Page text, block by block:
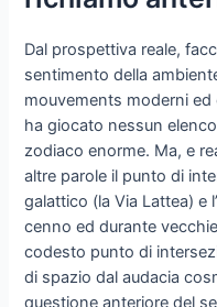
Dal prospettiva reale,
sentimento della
mouvements moderni
ha giocato nessun
zodiaco enorme. Ma, e
altre parole il punto di
galattico (la Via Lattea) e
cenno ed durante
codesto punto di
di spazio dal audacia
questione anteriore del